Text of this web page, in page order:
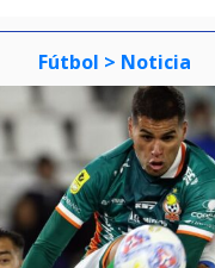
Fútbol > Noticia